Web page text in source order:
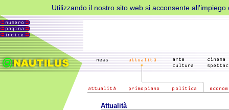
Utilizzando il nostro sito web si acconsente
Attualità